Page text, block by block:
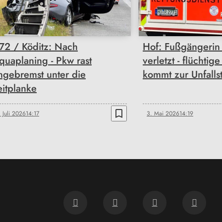
/ Köditz: Nach
- Pkw rast
unter die
Juli 202614:17 bookmark_border
Hof:
verletzt -
kommt zur
3. Mai 202614:19